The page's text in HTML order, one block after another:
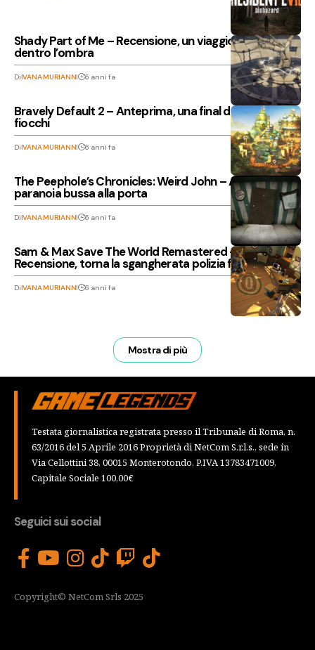
Shady Part of Me – Recensione, un viaggio psicologico
dentro l’ombra
DiIVANA MURIANNI 6 anni fa
Bravely Default 2 – Anteprima, una final demo coi
fiocchi
DiIVANA MURIANNI 6 anni fa
The Peephole’s Chronicles: Weird John – Anteprima, la
paranoia bussa alla porta
DiIVANA MURIANNI 6 anni fa
Sam & Max Save The World Remastered –
Recensione, torna la sgangherata polizia freelance
DiIVANA MURIANNI 6 anni fa
Mostra di più
Testata giornalistica registrata presso il Tribunale di Roma, n.
63/2016 del 5 Aprile 2016 Proprietà di NetCom S.r.l.s., sede in
Via Cellottini 38, 00015 Monterotondo, P.IVA 13783471009,
Capitale Sociale 100,00€
Seguici sui social
Copyright© NetCom Srls 2025